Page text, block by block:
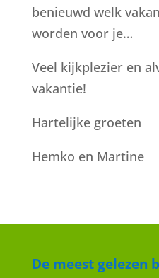
benieuwd welk
worden voor je…
Veel kijkplezier en
vakantie!
Hartelijke groeten
Hemko en Martine
De meest gelezen